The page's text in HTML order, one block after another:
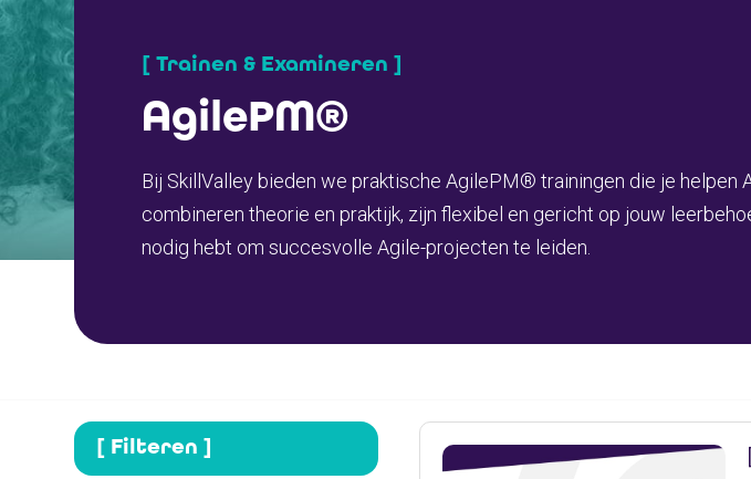
[ Trainen & Examineren ]
AgilePM®
Bij SkillValley bieden we praktische AgilePM® trainingen die je
combineren theorie en praktijk, zijn flexibel en gericht op jouw
nodig hebt om succesvolle Agile-projecten te leiden.
[ Filteren ]